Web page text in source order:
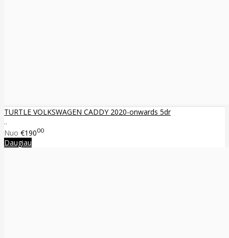
TURTLE VOLKSWAGEN CADDY 2020-onwards 5dr
..
Nuo €19000
Daugiau